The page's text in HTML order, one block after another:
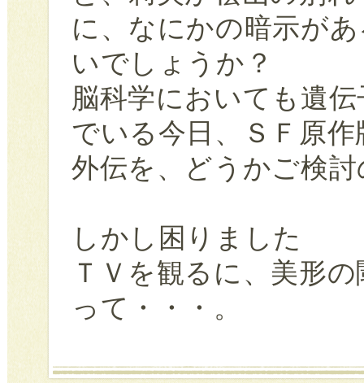
に、なにかの暗示が
いでしょうか？
脳科学においても遺
でいる今日、ＳＦ原
外伝を、どうかご検
しかし困りました
ＴＶを観るに、美形
って・・・。